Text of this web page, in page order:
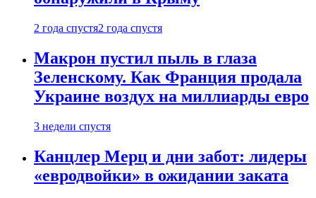
2 года спустя2 года спустя
Макрон пустил пыль в глаза
Зеленскому. Как Франция продала
Украине воздух на миллиарды евро
3 недели спустя
Канцлер Мерц и дни забот: лидеры
«евродвойки» в ожидании заката